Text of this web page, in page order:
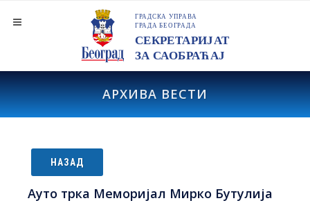
АРХИВА ВЕСТИ
НАЗАД
Ауто трка Меморијал Мирко Бутулија